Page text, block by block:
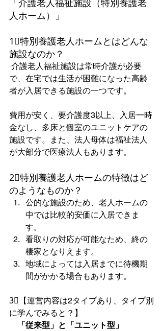
「介護老人福祉施設（特別養護老
人ホーム）」
1⃣特別養護老人ホームとはどんな
施設なのか？
介護老人福祉施設は常時介護が必要
で、在宅では生活が困難になった高齢
者が入居できる施設の一つです。
費用が安く、要介護度3以上、入居一時
金なし、多床と個室のユニットケアの
施設です。また、法人母体は福祉法人
が大部分で医療法人もあります。
2⃣特別養護老人ホームの特徴はど
のようなものか？
公的な施設のため、老人ホームの
中では比較的安価に入居できま
す。
看取りの対応が可能なため、終の
棲家となりえます。
地域によっては入居までに待機期
間がかかる場合もあります。
3⃣【運営内容は2タイプあり、タイプ別
に学んでみると？】
「従来型」と「ユニット型」